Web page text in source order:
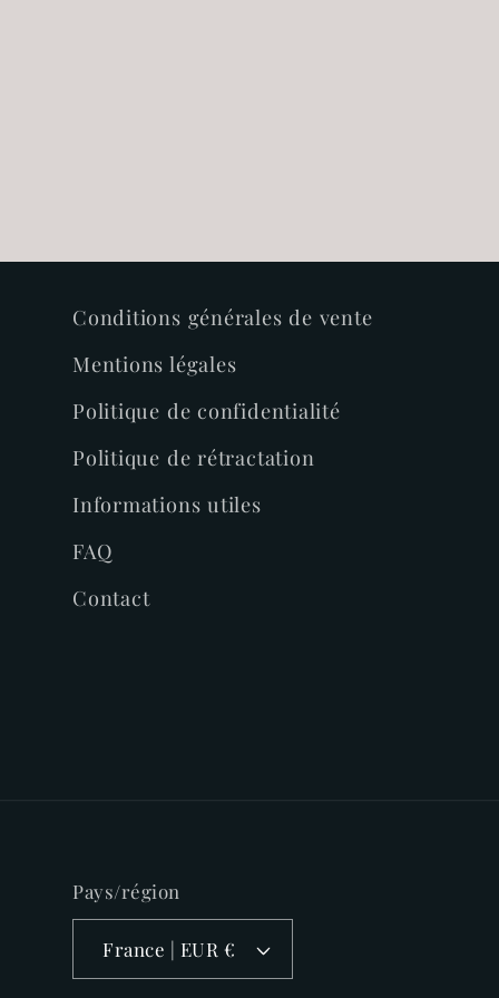
Conditions générales de vente
Mentions légales
Politique de confidentialité
Politique de rétractation
Informations utiles
FAQ
Contact
Pays/région
France | EUR €